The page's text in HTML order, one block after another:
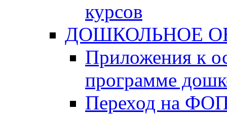
курсов
ДОШКОЛЬНОЕ
Приложения к
программе
Переход на